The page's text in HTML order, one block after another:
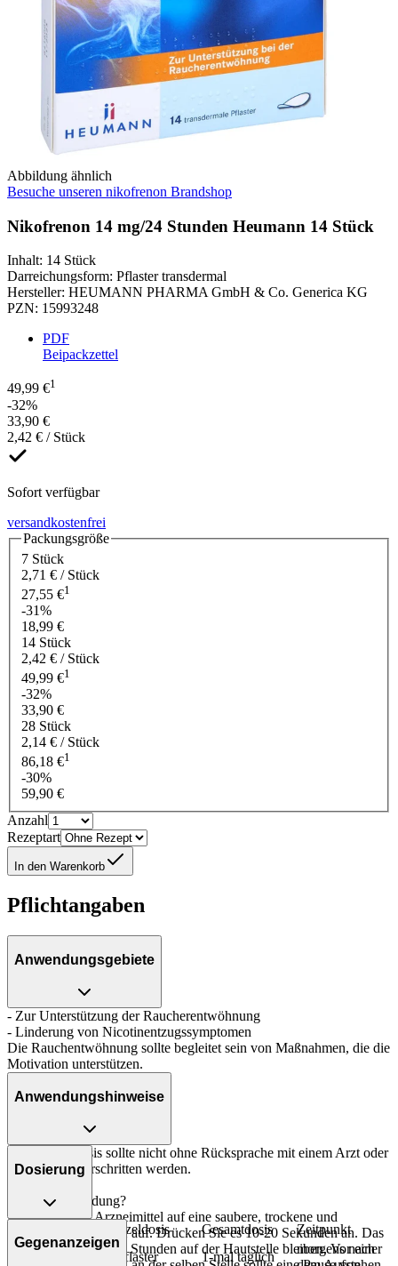
Abbildung ähnlich
Besuche unseren nikofrenon Brandshop
Nikofrenon 14 mg/24 Stunden Heumann 14 Stück
Inhalt: 14 Stück
Darreichungsform: Pflaster transdermal
Hersteller: HEUMANN PHARMA GmbH & Co. Generica KG
PZN: 15993248
PDF
Beipackzettel
49,99 €1
-32%
33,90 €
2,42 € / Stück
Sofort verfügbar
versandkostenfrei
Packungsgröße
7 Stück
2,71 € / Stück
27,55 €1
-31%
18,99 €
14 Stück
2,42 € / Stück
49,99 €1
-32%
33,90 €
28 Stück
2,14 € / Stück
86,18 €1
-30%
59,90 €
Anzahl
Rezeptart
In den Warenkorb
Pflichtangaben
Anwendungsgebiete
- Zur Unterstützung der Raucherentwöhnung
- Linderung von Nicotinentzugssymptomen
Die Rauchentwöhnung sollte begleitet sein von Maßnahmen, die die
Motivation unterstützen.
Anwendungshinweise
Die Gesamtdosis sollte nicht ohne Rücksprache mit einem Arzt oder
Apotheker überschritten werden.
Art der Anwendung?
Kleben Sie das Arzneimittel auf eine saubere, trockene und
unverletzte Hautstelle auf. Drücken Sie es 10-20 Sekunden an. Das
Arzneimittel sollte 24 Stunden auf der Hautstelle bleiben. Vor einer
Dosierung
Einzeldosis Gesamtdosis
Zeitpunkt
1 Pflaster 1-mal täglich
morgens nach
Gegenanzeigen